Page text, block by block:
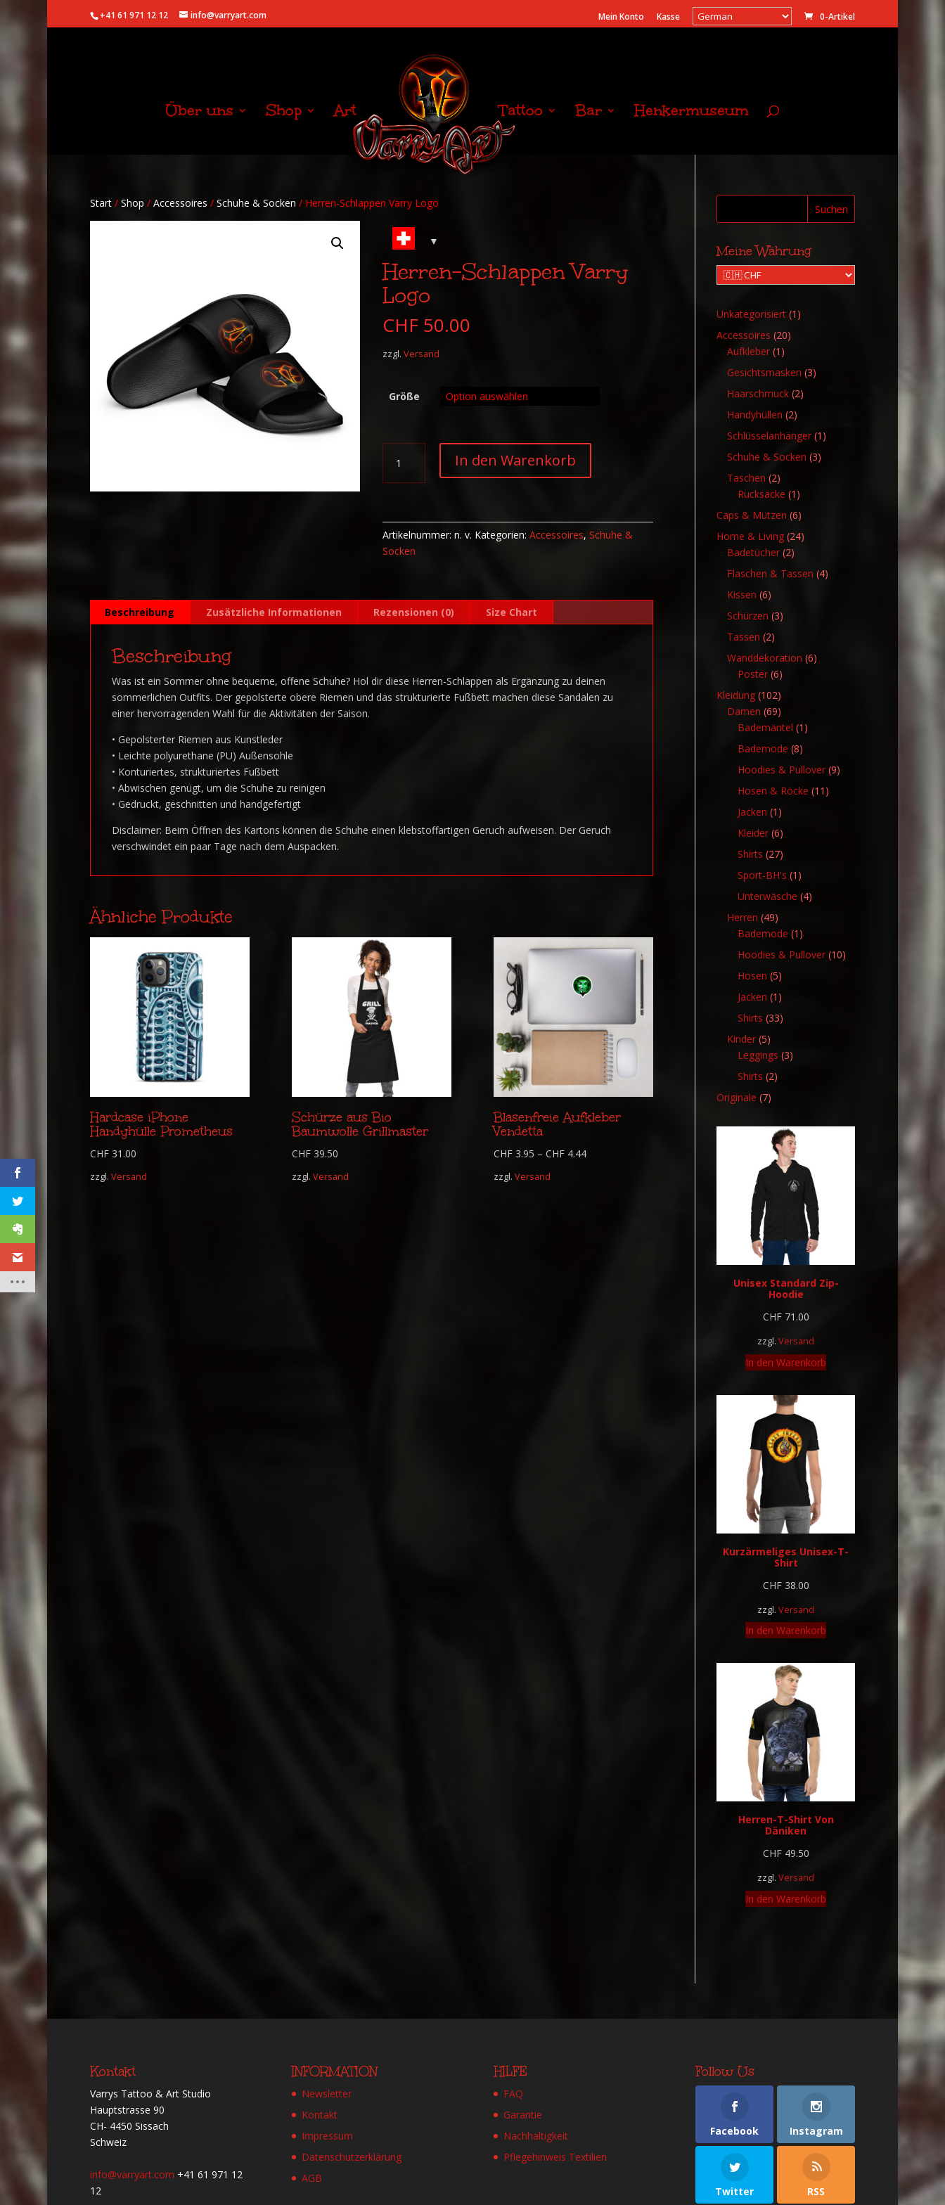
+41 61 971 12 12 info@varryart.com Mein Konto Kasse 0-Artikel
Über uns Shop Art Tattoo Bar Henkermuseum
Start/ Shop / Accessoires / Schuhe & Socken / Herren-Schlappen Varry Logo
Herren-Schlappen Varry
Logo
CHF 50.00
zzgl.Versand
Größe
Schlappen
Varry
In den Warenkorb
n
v
:
Artikelnummer:n. v. Kategorien:Accessoires,Schuhe &
Socken
Beschreibung Zusätzliche Informationen Rezensionen (0) Size Chart
Beschreibung
Was ist ein Sommer ohne bequeme, offene Schuhe? Hol dir diese Herren-Schlappen als Ergänzung zu deinen
sommerlichen Outfits. Der gepolsterte obere Riemen und das strukturierte Fußbett machen diese Sandalen zu
einer hervorragenden Wahl für die Aktivitäten der Saison.
• Gepolsterter Riemen aus Kunstleder
• Leichte polyurethane (PU) Außensohle
• Konturiertes, strukturiertes Fußbett
• Abwischen genügt, um die Schuhe zu reinigen
• Gedruckt, geschnitten und handgefertigt
Disclaimer: Beim Öffnen des Kartons können die Schuhe einen klebstoffartigen Geruch aufweisen. Der Geruch
verschwindet ein paar Tage nach dem Auspacken.
Ähnliche Produkte
Hardcase iPhone
Handyhülle Prometheus
CHF31.00
zzgl. Versand
Schürze aus Bio
Baumwolle Grillmaster
CHF39.50
zzgl. Versand
Blasenfreie Aufkleber
Vendetta
CHF3.95 – CHF4.44
zzgl. Versand
Suchen
Meine Währung
Unkategorisiert 1 1
Accessoires 2020
Aufkleber 1 1
Produkt
Gesichtsmasken 33
Haarschmuck 22
Handyhüllen 22
Produkte
Schlüsselanhänger 1 1
Schuhe & Socken 33
Taschen 22
Produkte
Rucksäcke 1 1
Produkt
Caps & Mützen 66
Produkte
Home & Living 2424
Badetücher 22
Produkte
Flaschen & Tassen 44
Kissen 66
Produkte
Schürzen 33
Tassen 22
Produkte
Wanddekoration 66
Poster 66
Produkte
Kleidung 102102
Produkte
Damen 6969
Produkte
Bademäntel 1 1
Bademode 88
Produkte
Hoodies & Pullover 99
Hosen & Röcke 11 11
Jacken 1 1
Produkt
Kleider 66
Produkte
Shirts 2727
Produkte
Sport-BH's 1 1
Produkt
Unterwäsche 44
Herren 4949
Produkte
Bademode 1 1
Produkt
Hoodies & Pullover 1010
Hosen 55
Produkte
Jacken 1 1
Produkt
Shirts 3333
Kinder 55
Produkte
Leggings 33
Shirts 22
Originale 77
Unisex Standard Zip-
Hoodie
CHF71.00
zzgl.Versand
In den Warenkorb
Kurzärmeliges Unisex-T-
Shirt
CHF38.00
zzgl.Versand
In den Warenkorb
Herren-T-Shirt Von
Däniken
CHF49.50
zzgl.Versand
In den Warenkorb
Kontakt
Varrys Tattoo & Art Studio
Hauptstrasse 90
CH- 4450 Sissach
Schweiz
info@varryart.com +41 61 971 12
12
INFORMATION
Newsletter
Kontakt
Impressum
Datenschutzerklärung
AGB
HILFE
FAQ
Garantie
Nachhaltigkeit
Pflegehinweis Textilien
Follow Us
Facebook Instagram
Twitter RSS